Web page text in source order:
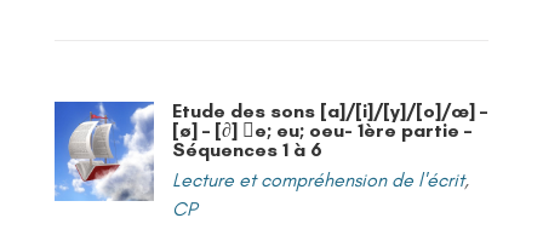
Etude des sons [a]/[i]/[y]/[o]/œ] –
[ø] – [∂] e; eu; oeu- 1ère partie –
Séquences 1 à 6
Lecture et compréhension de l'écrit,
CP